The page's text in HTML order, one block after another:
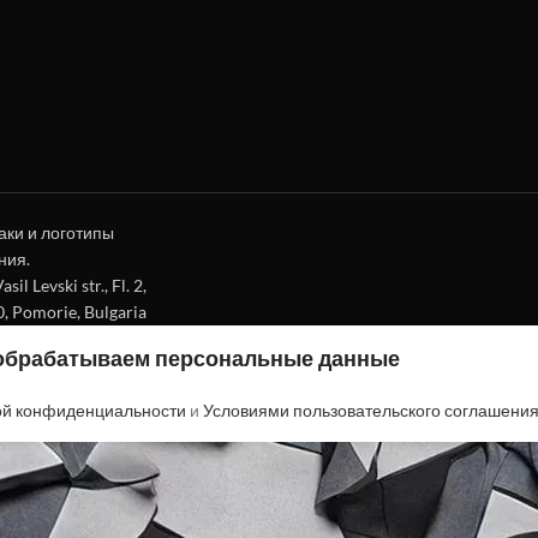
и логотипы
Levski str., Fl. 2,
Pomorie, Bulgaria
персональные данные
конфиденциальности и Условиями пользовательского соглашения